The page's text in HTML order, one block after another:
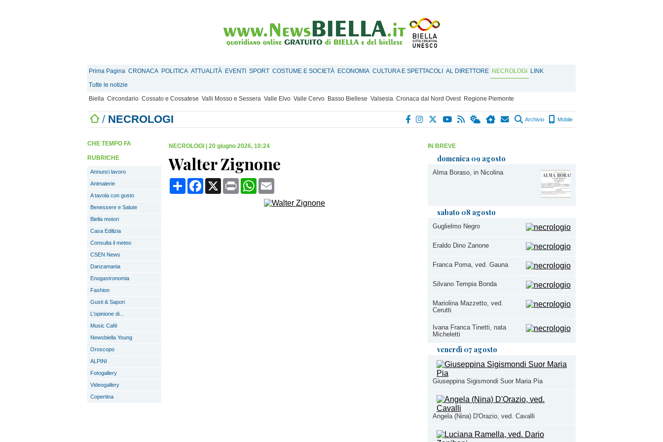
Prima Pagina CRONACA POLITICA ATTUALITÀ EVENTI SPORT COSTUME E SOCIETÀ ECONOMIA CULTURA E SPETTACOLI AL DIRETTORE NECROLOGI
LINK
Tutte le notizie
Biella Circondario Cossato e Cossatese Valli Mosso e Sessera Valle Elvo Valle Cervo Basso Biellese Valsesia Cronaca dal Nord Ovest Regione Piemonte
/ NECROLOGI Archivio Mobile
IN BREVE
domenica 09 agosto
Alma Boraso, in Nicolina
sabato 08 agosto
Guglielmo Negro
Eraldo Dino Zanone
Franca Poma, ved. Gauna
Silvano Tempia Bonda
Mariolina Mazzetto, ved.
Cerutti
Ivana Franca Tinetti, nata
Micheletti
venerdì 07 agosto
Giuseppina Sigismondi Suor Maria Pia
Angela (Nina) D'Orazio, ved. Cavalli
CHE TEMPO FA
RUBRICHE
Annunci lavoro
Animalerie
A tavola con gusto
Benessere e Salute
Biella motori
Casa Edilizia
Consulta il meteo
CSEN News
Danzamania
Enogastronomia
Fashion
Gusti & Sapori
L'opinione di...
Music Cafè
Newsbiella Young
Oroscopo
ALPINI
Fotogallery
Videogallery
Copertina
NECROLOGI 20 giugno 2026, 10:24
Walter Zignone
CondividiFacebook
X Print WhatsApp